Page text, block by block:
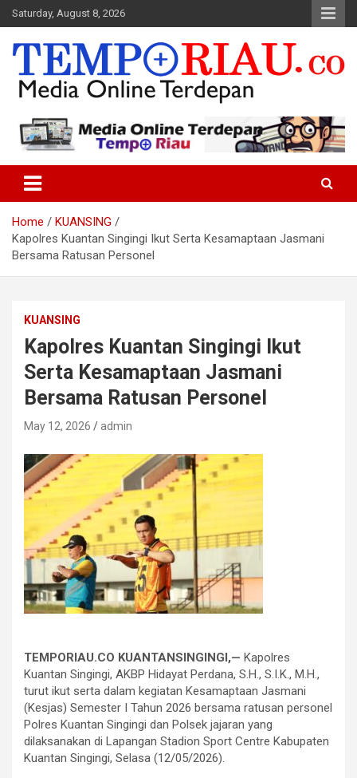
Skip
to
content
Saturday, August 8, 2026
Tempo Riau
Home
KUANSING
Kapolres Kuantan Singingi Ikut Serta Kesamaptaan Jasmani
Bersama Ratusan Personel
KUANSING
Kapolres Kuantan Singingi Ikut
Serta Kesamaptaan Jasmani
Bersama Ratusan Personel
May 12, 2026 admin
TEMPORIAU.CO KUANTANSINGINGI,— Kapolres
Kuantan Singingi, AKBP Hidayat Perdana, S.H., S.I.K., M.H.,
turut ikut serta dalam kegiatan Kesamaptaan Jasmani
(Kesjas) Semester I Tahun 2026 bersama ratusan personel
Polres Kuantan Singingi dan Polsek jajaran yang
dilaksanakan di Lapangan Stadion Sport Centre Kabupaten
Kuantan Singingi, Selasa (12/05/2026).